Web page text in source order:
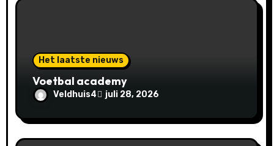
a
Het laatste nieuws
Voetbal academy
Veldhuis4 juli 28, 2026